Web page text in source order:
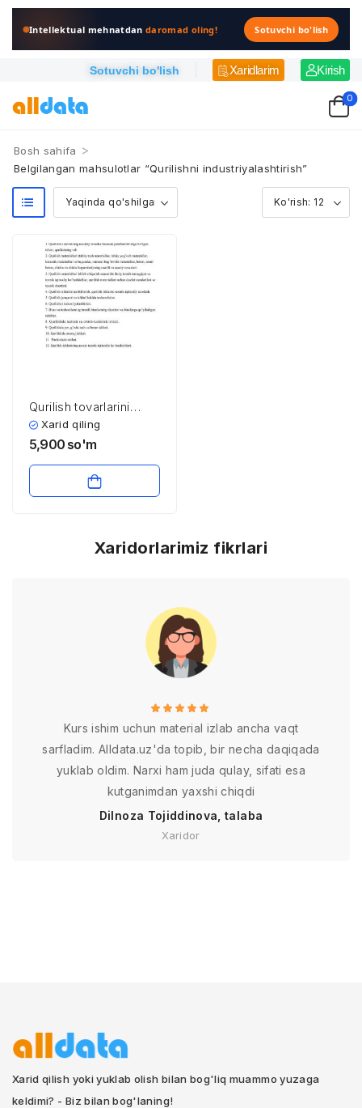
Intellektual mehnatdandaromad oling! Sotuvchi bo'lish
Sotuvchi bo'lish Xaridlarim Kirish
0
Bosh sahifa >
Belgilangan mahsulotlar “Qurilishni industriyalashtirish”
Qurilish tovarlarini
ishlab chiqarish
texnologiyasi
Xarid qiling
5,900 so'm
Xaridorlarimiz fikrlari
Kurs ishim uchun material izlab ancha vaqt
sarfladim. Alldata.uz'da topib, bir necha daqiqada
yuklab oldim. Narxi ham juda qulay, sifati esa
kutganimdan yaxshi chiqdi
Dilnoza Tojiddinova, talaba
Xaridor
Xarid qilish yoki yuklab olish bilan bog'liq muammo yuzaga
keldimi? - Biz bilan bog'laning!